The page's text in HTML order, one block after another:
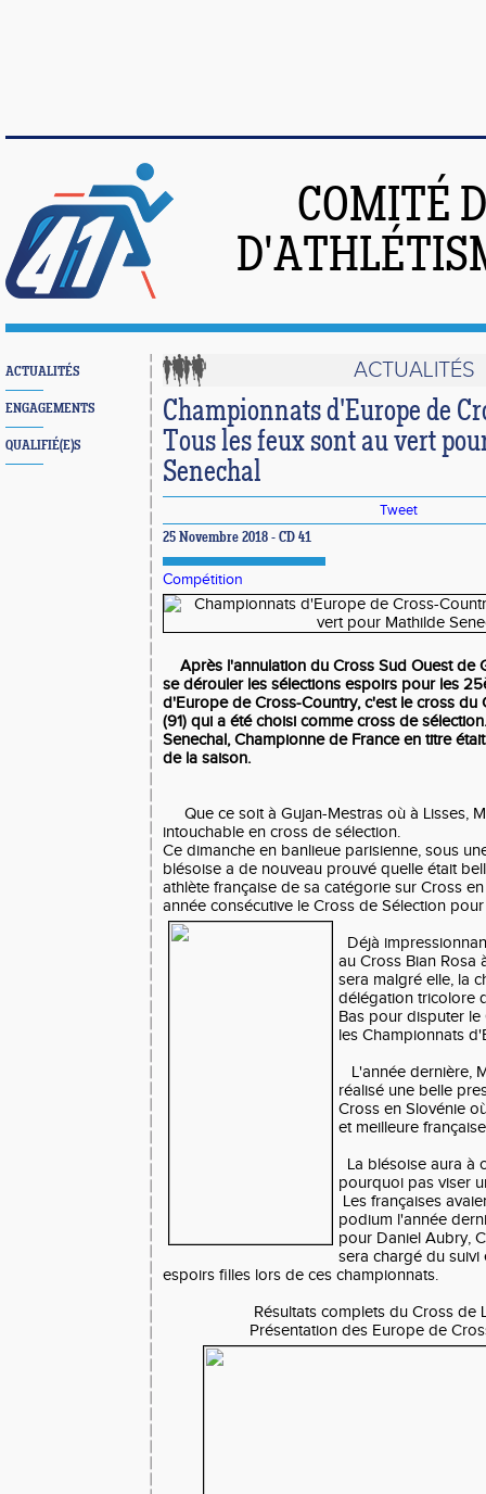
COMITÉ
ACTUALITÉS
ENGAGEMENTS
QUALIFIÉ(E)S
ACTUALITÉS
Championnats d'Europe de
Tous les feux sont au vert
Senechal
Tweet
25 Novembre 2018 - CD 41
Compétition
Après l'annulation du Cross Sud Ouest de
se dérouler les sélections espoirs pour les
d'Europe de Cross-Country, c'est le cross du
(91) qui a été choisi comme cross de
Senechal, Championne de France en titre
de la saison.
Que ce soit à Gujan-Mestras où à Lisses,
intouchable en cross de sélection.
Ce dimanche en banlieue parisienne, sous
blésoise a de nouveau prouvé quelle était
athlète française de sa catégorie sur Cross
année consécutive le Cross de Sélection
Déjà
au Cross Bian Rosa
sera malgré elle, la
délégation tricolore
Bas pour disputer
les Championnats
L'année dernière,
réalisé une belle
Cross en Slovénie
et meilleure
La blésoise aura à
pourquoi pas viser
Les françaises
podium l'année
pour Daniel Aubry,
sera chargé du
espoirs filles lors de ces championnats.
Résultats complets du Cross de
Présentation des Europe de